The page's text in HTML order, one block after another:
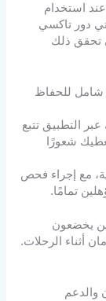
استخدام
دور تاكسي
تحقق ذلك
شامل للحفاظ
التطبيق تتبع
شعورًا
مع إجراء فحص
تمامًا.
يخضعون
أثناء الرحلات.
والدعم